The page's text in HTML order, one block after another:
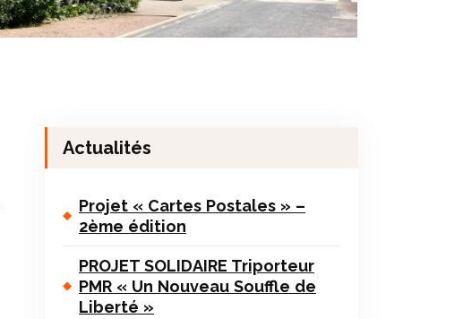
Actualités
Projet « Cartes Postales » –
2ème édition
PROJET SOLIDAIRE Triporteur
PMR « Un Nouveau Souffle de
Liberté »